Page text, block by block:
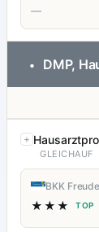
—
• DMP,
GLEICHAUF
BKK
★★★ TOP